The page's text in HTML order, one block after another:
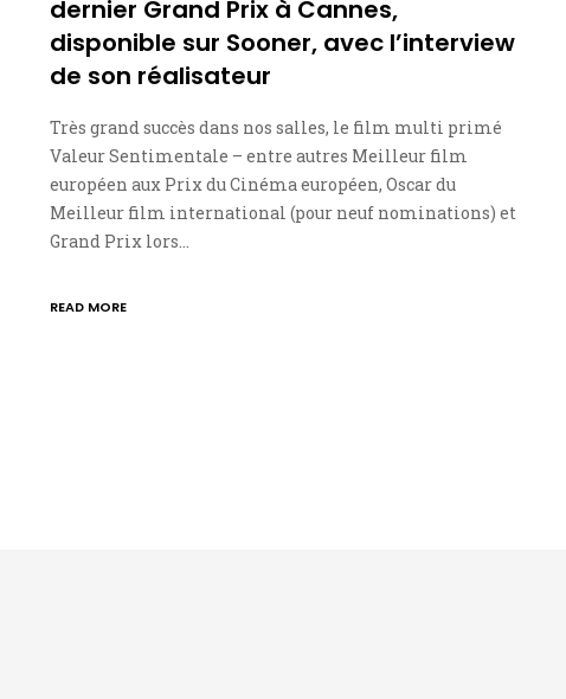
dernier Grand Prix à Cannes,
disponible sur Sooner, avec l’interview
de son réalisateur
Très grand succès dans nos salles, le film multi primé
Valeur Sentimentale – entre autres Meilleur film
européen aux Prix du Cinéma européen, Oscar du
Meilleur film international (pour neuf nominations) et
Grand Prix lors…
READ MORE